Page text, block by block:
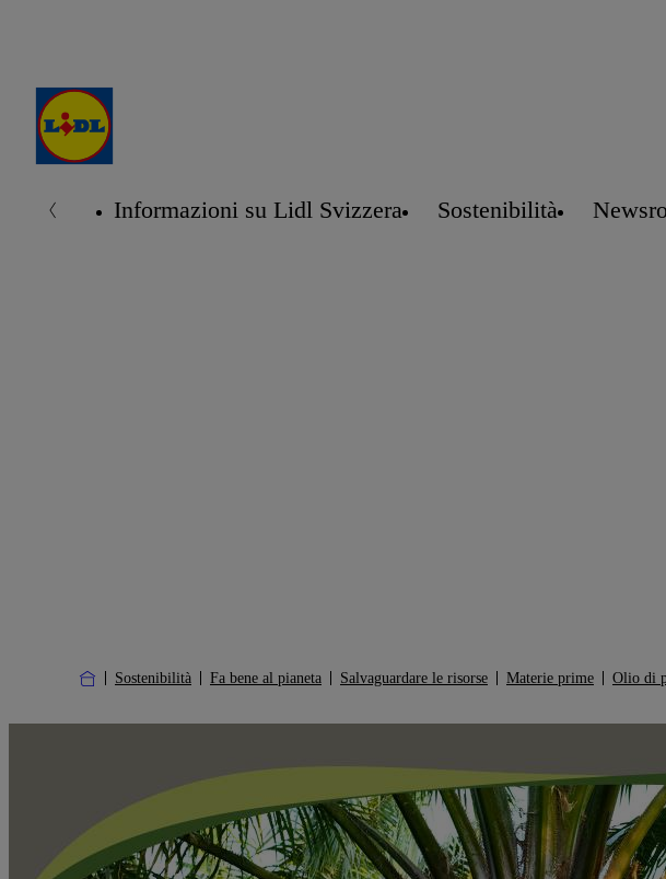
Informazioni su Lidl Svizzera Sostenibilità
Sostenibilità Fa bene al pianeta Salvaguardare le risorse Materie prime Olio di